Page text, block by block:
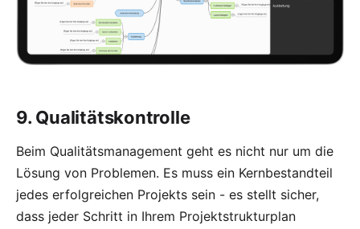
9. Qualitätskontrolle
Beim Qualitätsmanagement geht es nicht nur um die
Lösung von Problemen. Es muss ein Kernbestandteil
jedes erfolgreichen Projekts sein - es stellt sicher,
dass jeder Schritt in Ihrem Projektstrukturplan